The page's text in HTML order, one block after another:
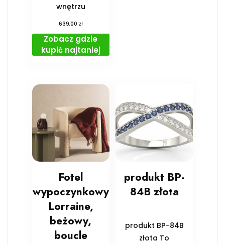
wnętrzu
639,00 zł
Zobacz gdzie
kupić najtaniej
Fotel
wypoczynkowy
Lorraine,
beżowy,
boucle
produkt BP-
84B złota
produkt BP-84B
złota To